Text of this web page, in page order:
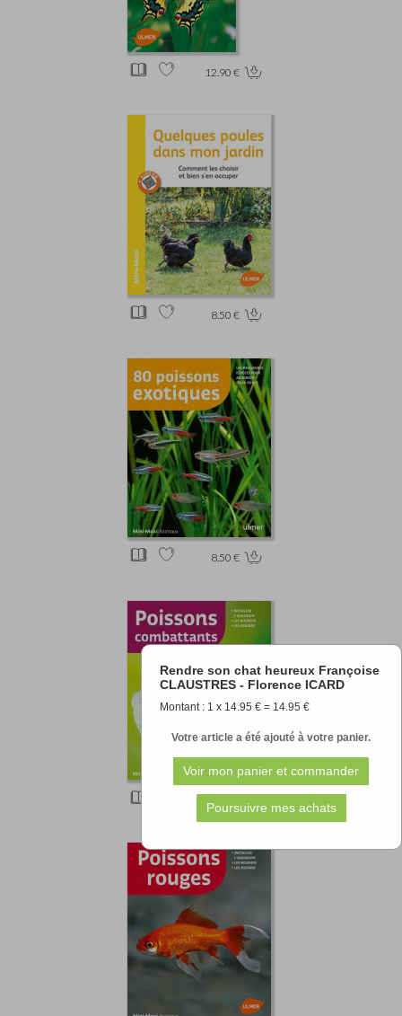
Rendre son chat heureux Françoise
CLAUSTRES - Florence ICARD
Montant : 1 x 14.95 € = 14.95 €
Votre article a été ajouté à votre panier.
12.90 €
8.50 €
8.50 €